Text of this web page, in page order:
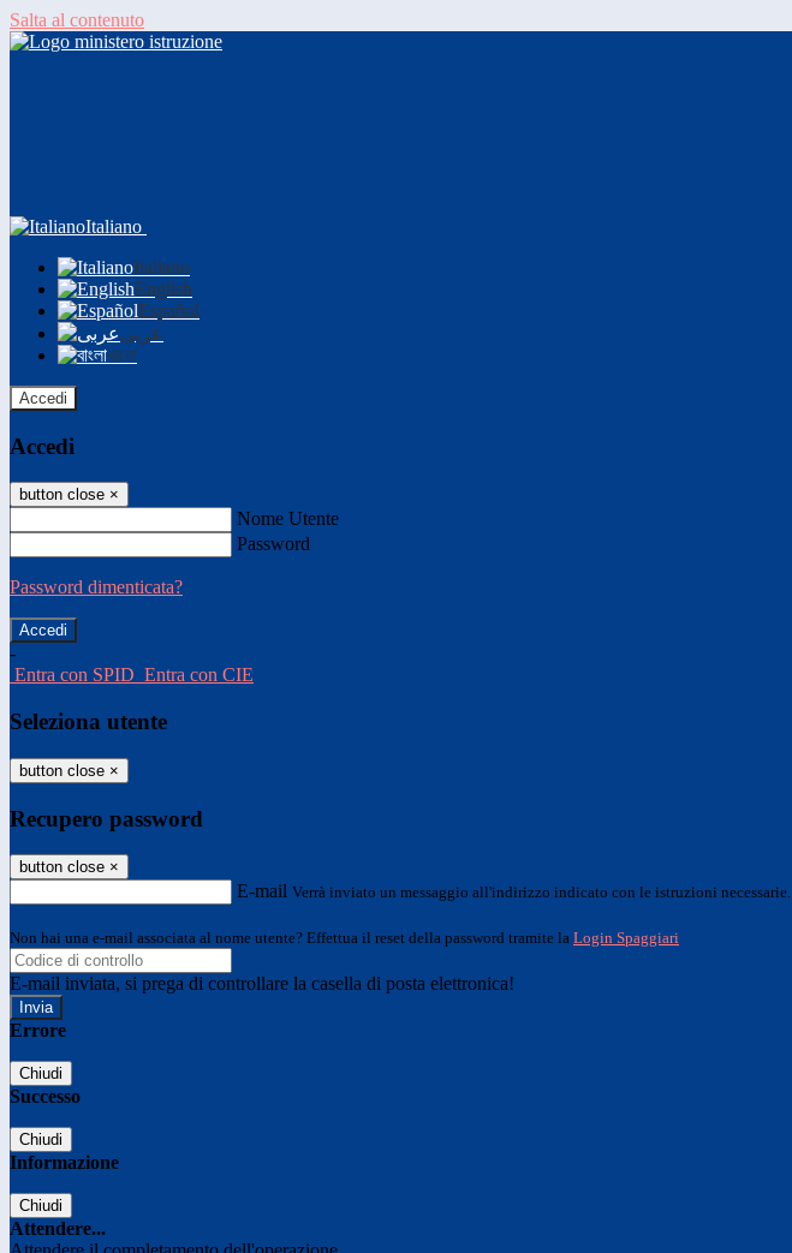
Salta al contenuto
Italiano
Italiano
English
Español
عربى
বাংলা
Accedi
Accedi
button close ×
Nome Utente
Password
Password dimenticata?
-
Entra con SPID Entra con CIE
Seleziona utente
button close ×
Recupero password
button close ×
E-mail Verrà inviato un messaggio all'indirizzo indicato con le istruzioni necessarie.
Non hai una e-mail associata al nome utente? Effettua il reset della password tramite la Login Spaggiari
E-mail inviata, si prega di controllare la casella di posta elettronica!
Errore
Chiudi
Successo
Chiudi
Informazione
Chiudi
Attendere...